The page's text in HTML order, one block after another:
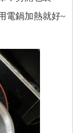
電鍋加熱就好~